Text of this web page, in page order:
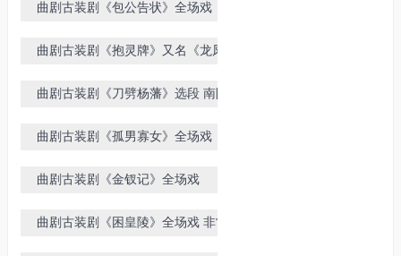
曲剧古装剧《包公告状》全场戏
曲剧古装剧《抱灵牌》又名《龙凤
曲剧古装剧《刀劈杨藩》选段 南阳
曲剧古装剧《孤男寡女》全场戏
曲剧古装剧《金钗记》全场戏
曲剧古装剧《困皇陵》全场戏 非常